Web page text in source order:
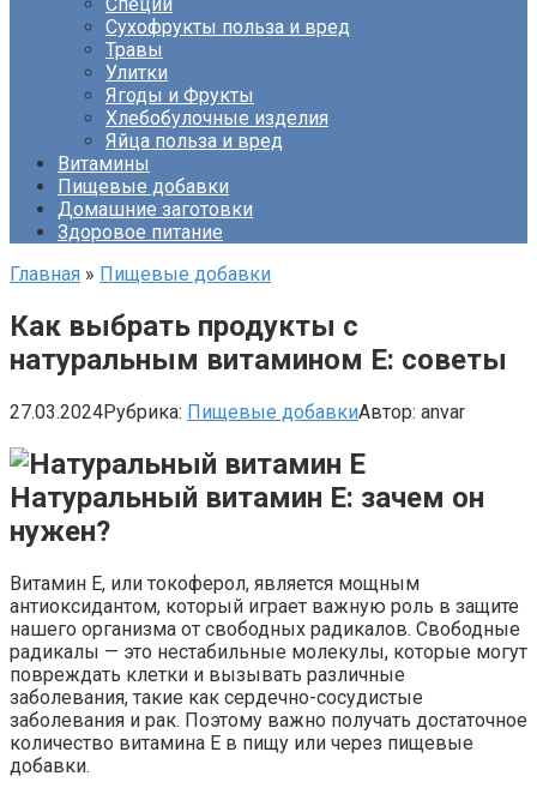
Сухофрукты польза и вред
Травы
Улитки
Ягоды и Фрукты
Хлебобулочные изделия
Яйца польза и вред
Витамины
Пищевые добавки
Домашние заготовки
Здоровое питание
Главная » Пищевые добавки
Как выбрать продукты с
натуральным витамином E: советы
27.03.2024Рубрика: Пищевые добавкиАвтор: anvar
Натуральный витамин E: зачем он
нужен?
Витамин E, или токоферол, является мощным
антиоксидантом, который играет важную роль в защите
нашего организма от свободных радикалов. Свободные
радикалы — это нестабильные молекулы, которые могут
повреждать клетки и вызывать различные
заболевания, такие как сердечно-сосудистые
заболевания и рак. Поэтому важно получать достаточное
количество витамина E в пищу или через пищевые
добавки.